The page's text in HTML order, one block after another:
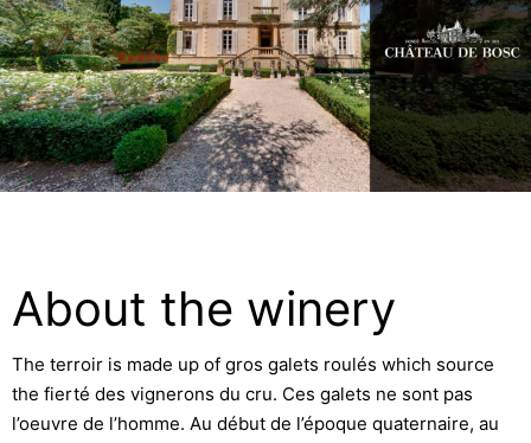
About the winery
The terroir is made up of gros galets roulés which source
the fierté des vignerons du cru. Ces galets ne sont pas
l’oeuvre de l’homme. Au début de l’époque quaternaire, au